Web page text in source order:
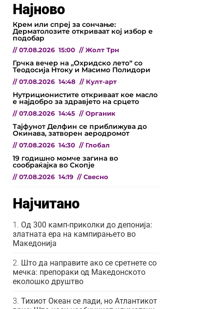
Најново
Крем или спреј за сончање:
Дерматолозите откриваат кој избор е
подобар
// 07.08.2026 15:00 // Жолт Трн
Грчка вечер на „Охридско лето“ со
Теодосија Нтоку и Масимо Полидори
// 07.08.2026 14:48 // Култ-арт
Нутриционистите откриваат кое масло
е најдобро за здравјето на срцето
// 07.08.2026 14:45 // Органик
Тајфунот Делфин се приближува до
Окинава, затворен аеродромот
// 07.08.2026 14:30 // Глобал
19 годишно момче загина во
сообраќајка во Скопје
// 07.08.2026 14:19 // Свесно
Најчитано
Од 300 камп-приколки до депонија:
златната ера на кампирањето во
Македонија
Што да направите ако се сретнете со
мечка: препораки од Македонското
еколошко друштво
Тихиот Океан се лади, но Атлантикот